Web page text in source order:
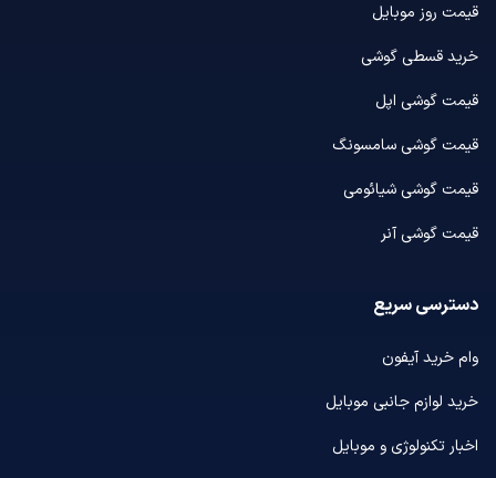
قیمت روز موبایل
خرید قسطی گوشی
قیمت گوشی اپل
قیمت گوشی سامسونگ
قیمت گوشی شیائومی
قیمت گوشی آنر
دسترسی سریع
وام خرید آیفون
خرید لوازم جانبی موبایل
اخبار تکنولوژی و موبایل